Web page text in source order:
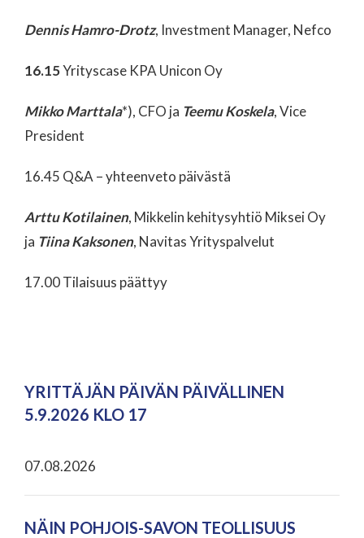
Dennis Hamro-Drotz, Investment Manager, Nefco
16.15Yrityscase KPA Unicon Oy
Mikko Marttala*), CFO ja Teemu Koskela, Vice
President
16.45 Q&A – yhteenveto päivästä
Arttu Kotilainen, Mikkelin kehitysyhtiö Miksei Oy
ja Tiina Kaksonen, Navitas Yrityspalvelut
17.00 Tilaisuus päättyy
YRITTÄJÄN PÄIVÄN PÄIVÄLLINEN
5.9.2026 KLO 17
07.08.2026
NÄIN POHJOIS-SAVON TEOLLISUUS